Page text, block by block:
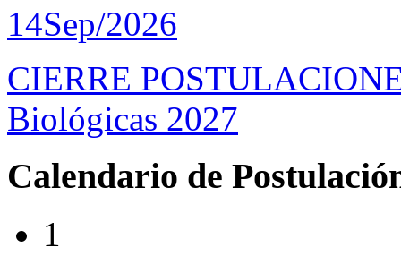
14Sep/2026
CIERRE
Biológicas 2027
Calendario de
1